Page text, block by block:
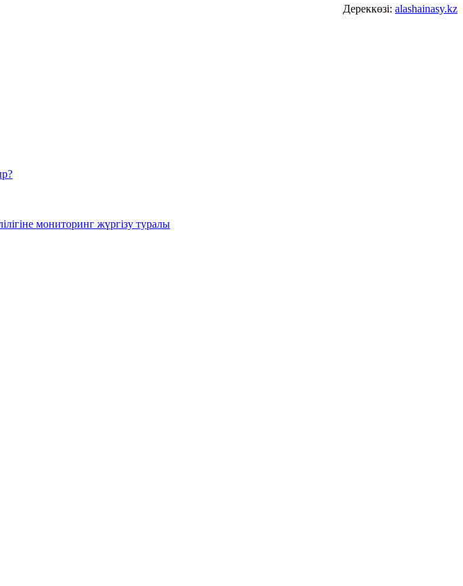
Дереккөзі: alashainasy.kz
мониторинг жүргізу туралы